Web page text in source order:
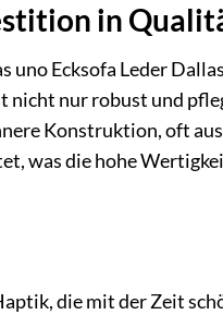
in
Ecksofa Leder
nicht nur robust und
Konstruktion, oft
was die hohe
die mit der Zeit